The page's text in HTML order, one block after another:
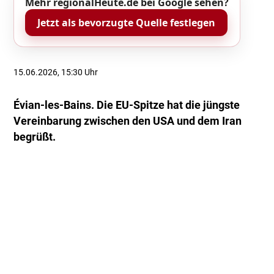
Jetzt als bevorzugte Quelle festlegen
15.06.2026, 15:30 Uhr
Évian-les-Bains. Die EU-Spitze hat die jüngste
Vereinbarung zwischen den USA und dem Iran
begrüßt.